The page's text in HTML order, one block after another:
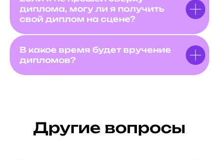
диплома, могу ли я получить
свой диплом на сцене?
В какое время будет вручение
дипломов?
Другие вопросы